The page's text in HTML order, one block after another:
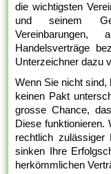
die wichtigsten
und seinem
Handelsverträge
Unterzeichner dazu
Wenn Sie nicht sind,
keinen Pakt
grosse Chance,
Diese funktionieren.
rechtlich zulässiger
sinken Ihre
herkömmlichen